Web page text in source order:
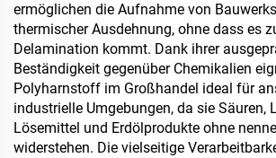
ermöglichen die Aufnahme von
thermischer Ausdehnung, ohne dass es
Delamination kommt. Dank ihrer
Beständigkeit gegenüber Chemikalien
Polyharnstoff im Großhandel ideal für
industrielle Umgebungen, da sie Säuren,
Lösemittel und Erdölprodukte ohne
widerstehen. Die vielseitige